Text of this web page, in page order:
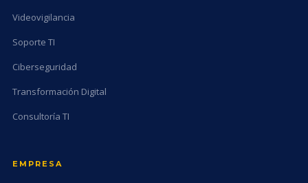
Videovigilancia
Soporte TI
Ciberseguridad
Transformación Digital
Consultoría TI
EMPRESA